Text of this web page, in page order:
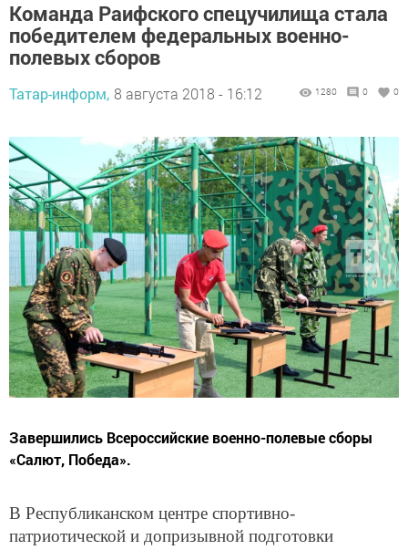
Команда Раифского спецучилища стала
победителем федеральных военно-
полевых сборов
Татар-информ, 8 августа 2018 - 16:12 1280 0 0
Завершились Всероссийские военно-полевые сборы
«Салют, Победа».
В Республиканском центре спортивно-
патриотической и допризывной подготовки